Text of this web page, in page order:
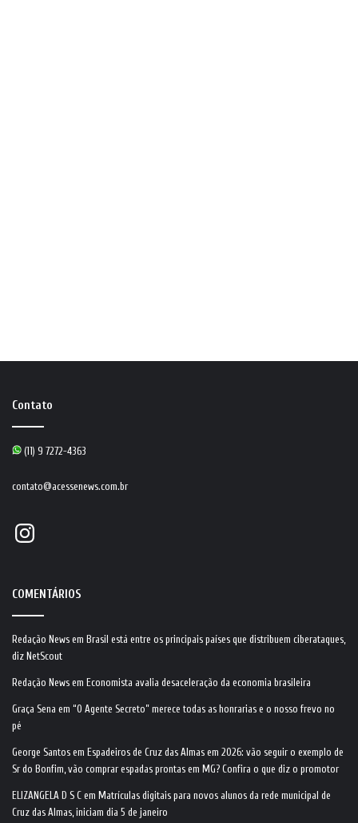
Contato
(11) 9 7272-4363
contato@acessenews.com.br
Instagram
COMENTÁRIOS
Redação News em Brasil está entre os principais países que distribuem ciberataques,
diz NetScout
Redação News em Economista avalia desaceleração da economia brasileira
Graça Sena em “O Agente Secreto” merece todas as honrarias e o nosso frevo no
pé
George Santos em Espadeiros de Cruz das Almas em 2026: vão seguir o exemplo de
Sr do Bonfim, vão comprar espadas prontas em MG? Confira o que diz o promotor
ELIZANGELA D S C em Matrículas digitais para novos alunos da rede municipal de
Cruz das Almas, iniciam dia 5 de janeiro